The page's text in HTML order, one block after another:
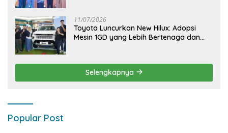
11/07/2026
Toyota Luncurkan New Hilux: Adopsi
Mesin 1GD yang Lebih Bertenaga dan
Selengkapnya
Popular Post